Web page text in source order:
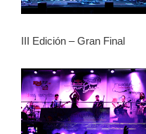
III Edición – Gran Final